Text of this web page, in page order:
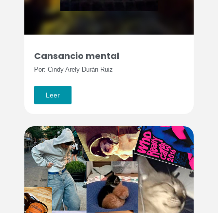
Cansancio mental
Por: Cindy Arely Durán Ruiz
Leer